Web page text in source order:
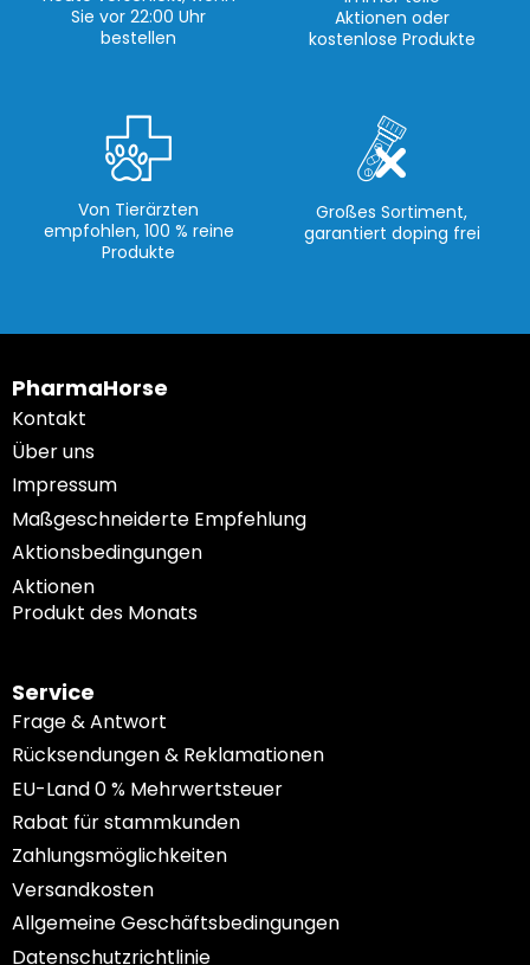
Sie vor 22:00 Uhr
bestellen
Aktionen oder
kostenlose Produkte
Von Tierärzten
empfohlen, 100 % reine
Produkte
Großes Sortiment,
garantiert doping frei
PharmaHorse
Kontakt
Über uns
Impressum
Maßgeschneiderte Empfehlung
Aktionsbedingungen
Aktionen
Produkt des Monats
Service
Frage & Antwort
Rücksendungen & Reklamationen
EU-Land 0 % Mehrwertsteuer
Rabat für stammkunden
Zahlungsmöglichkeiten
Versandkosten
Allgemeine Geschäftsbedingungen
Datenschutzrichtlinie